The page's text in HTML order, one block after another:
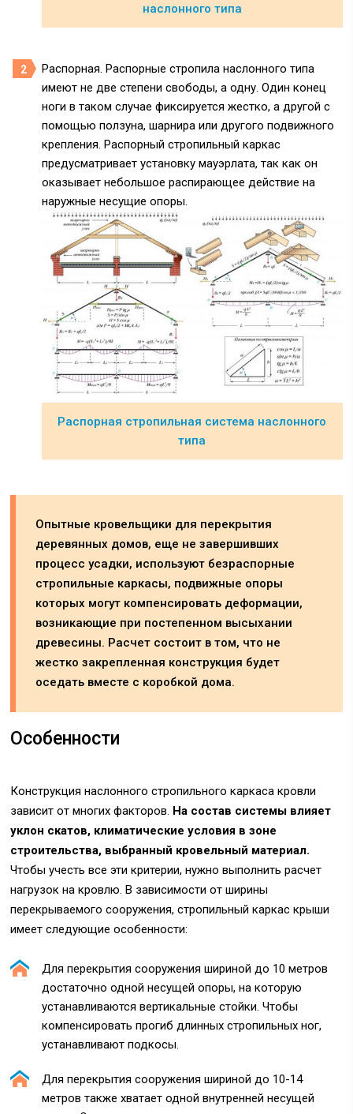
наслонного типа
Распорная. Распорные стропила наслонного типа
имеют не две степени свободы, а одну. Один конец
ноги в таком случае фиксируется жестко, а другой с
помощью ползуна, шарнира или другого подвижного
крепления. Распорный стропильный каркас
предусматривает установку мауэрлата, так как он
оказывает небольшое распирающее действие на
наружные несущие опоры.
Распорная стропильная система наслонного
типа
Опытные кровельщики для перекрытия
деревянных домов, еще не завершивших
процесс усадки, используют безраспорные
стропильные каркасы, подвижные опоры
которых могут компенсировать деформации,
возникающие при постепенном высыхании
древесины. Расчет состоит в том, что не
жестко закрепленная конструкция будет
оседать вместе с коробкой дома.
Особенности
Конструкция наслонного стропильного каркаса кровли
зависит от многих факторов. На состав системы влияет
уклон скатов, климатические условия в зоне
строительства, выбранный кровельный материал.
Чтобы учесть все эти критерии, нужно выполнить расчет
нагрузок на кровлю. В зависимости от ширины
перекрываемого сооружения, стропильный каркас крыши
имеет следующие особенности:
Для перекрытия сооружения шириной до 10 метров
достаточно одной несущей опоры, на которую
устанавливаются вертикальные стойки. Чтобы
компенсировать прогиб длинных стропильных ног,
устанавливают подкосы.
Для перекрытия сооружения шириной до 10-14
метров также хватает одной внутренней несущей